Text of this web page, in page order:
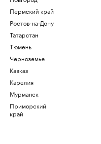
Пермский край
Ростов-на-Дону
Татарстан
Тюмень
Черноземье
Кавказ
Карелия
Мурманск
Приморский
край